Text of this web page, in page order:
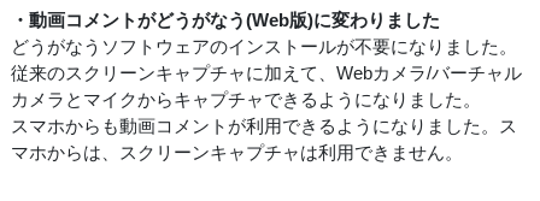
・動画コメントがどうがなう(Web版)に変わりました
どうがなうソフトウェアのインストールが不要になりました。
従来のスクリーンキャプチャに加えて、Webカメラ/バーチャル
カメラとマイクからキャプチャできるようになりました。
スマホからも動画コメントが利用できるようになりました。ス
マホからは、スクリーンキャプチャは利用できません。